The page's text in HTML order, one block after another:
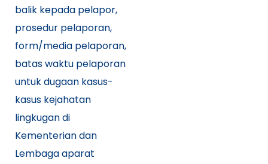
balik kepada pelapor,
prosedur pelaporan,
form/media pelaporan,
batas waktu pelaporan
untuk dugaan kasus-
kasus kejahatan
lingkugan di
Kementerian dan
Lembaga aparat